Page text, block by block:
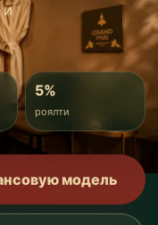
и
5%
роялти
модель